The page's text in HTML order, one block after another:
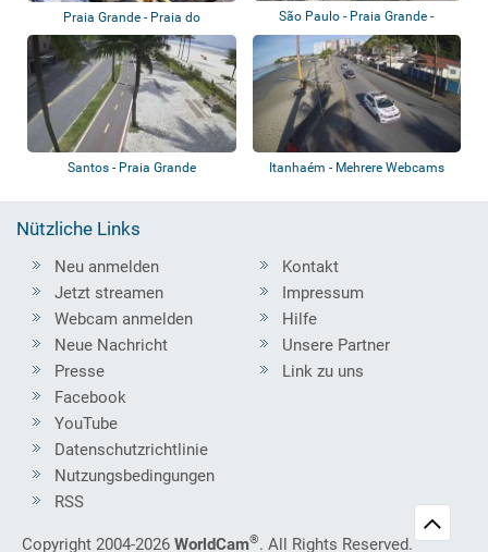
Praia Grande - Praia do
Boqueirao
São Paulo - Praia Grande -
Guilhermina
Santos - Praia Grande Itanhaém - Mehrere Webcams
Nützliche Links
Neu anmelden
Jetzt streamen
Webcam anmelden
Neue Nachricht
Presse
Kontakt
Impressum
Hilfe
Unsere Partner
Link zu uns
Facebook
YouTube
Datenschutzrichtlinie
Nutzungsbedingungen
RSS
Copyright 2004-2026 WorldCam®. All Rights Reserved.